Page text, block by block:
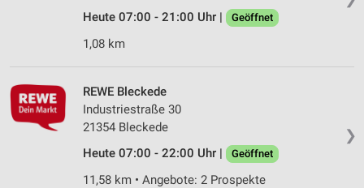
Heute 07:00 - 21:00 Uhr |
Geöffnet
1,08 km
❯
REWE Bleckede
Industriestraße 30
21354 Bleckede
Heute 07:00 - 22:00 Uhr |
Geöffnet
11,58 km • Angebote: 2 Prospekte
Verwendung reduzierter Daten zur Auswahl von
Verwendung genauer Standortdaten
Geräte anhand von aktiv angeforderten